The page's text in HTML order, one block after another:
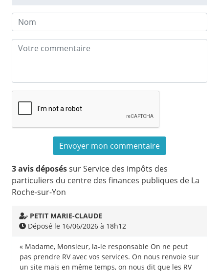
3 avis déposéssur Service des impôts des
particuliers du centre des finances publiques de La
Roche-sur-Yon
PETIT MARIE-CLAUDE
Déposé le 16/06/2026 à 18h12
« Madame, Monsieur, la-le responsable On ne peut
pas prendre RV avec vos services. On nous renvoie sur
un site mais en même temps, on nous dit que les RV